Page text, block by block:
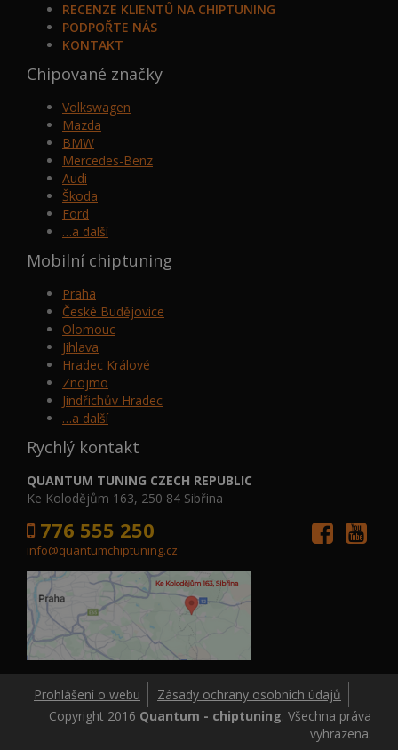
RECENZE KLIENTŮ NA CHIPTUNING
PODPOŘTE NÁS
KONTAKT
Chipované značky
Volkswagen
Mazda
BMW
Mercedes-Benz
Audi
Škoda
Ford
…a další
Mobilní chiptuning
Praha
České Budějovice
Olomouc
Jihlava
Hradec Králové
Znojmo
Jindřichův Hradec
…a další
Rychlý kontakt
QUANTUM TUNING CZECH REPUBLIC
Ke Kolodějům 163, 250 84 Sibřina
776 555 250
info@quantumchiptuning.cz
Prohlášení o webu
Zásady ochrany osobních údajů
Copyright 2016 Quantum - chiptuning. Všechna práva
vyhrazena.